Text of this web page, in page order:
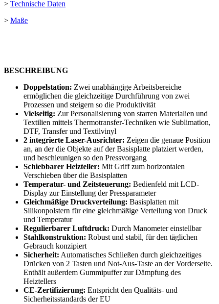
> Technische Daten
> Maße
BESCHREIBUNG
Doppelstation: Zwei unabhängige Arbeitsbereiche
ermöglichen die gleichzeitige Durchführung von zwei
Prozessen und steigern so die Produktivität
Vielseitig: Zur Personalisierung von starren Materialien und
Textilien mittels Thermotransfer-Techniken wie Sublimation,
DTF, Transferund Textilvinyl
2 integrierte Laser-Ausrichter: Zeigen die genaue Position
an, an der die Objekte auf der Basisplatte platziert werden,
und beschleunigen so den Pressvorgang
Schiebbarer Heizteller: Mit Griff zum horizontalen
Verschieben über die Basisplatten
Temperatur- und Zeitsteuerung: Bedienfeld mit LCD-
Display zur Einstellung der Pressparameter
Gleichmäßige Druckverteilung: Basisplatten mit
Silikonpolstern für eine gleichmäßige Verteilung von Druck
und Temperatur
Regulierbarer Luftdruck: Durch Manometer einstellbar
Stahlkonstruktion: Robust und stabil, für den täglichen
Gebrauch konzipiert
Sicherheit: Automatisches Schließen durch gleichzeitiges
Drücken von 2 Tasten und Not-Aus-Taste an der Vorderseite.
Enthält außerdem Gummipuffer zur Dämpfung des
Heiztellers
CE-Zertifizierung: Entspricht den Qualitäts- und
Sicherheitsstandards der EU